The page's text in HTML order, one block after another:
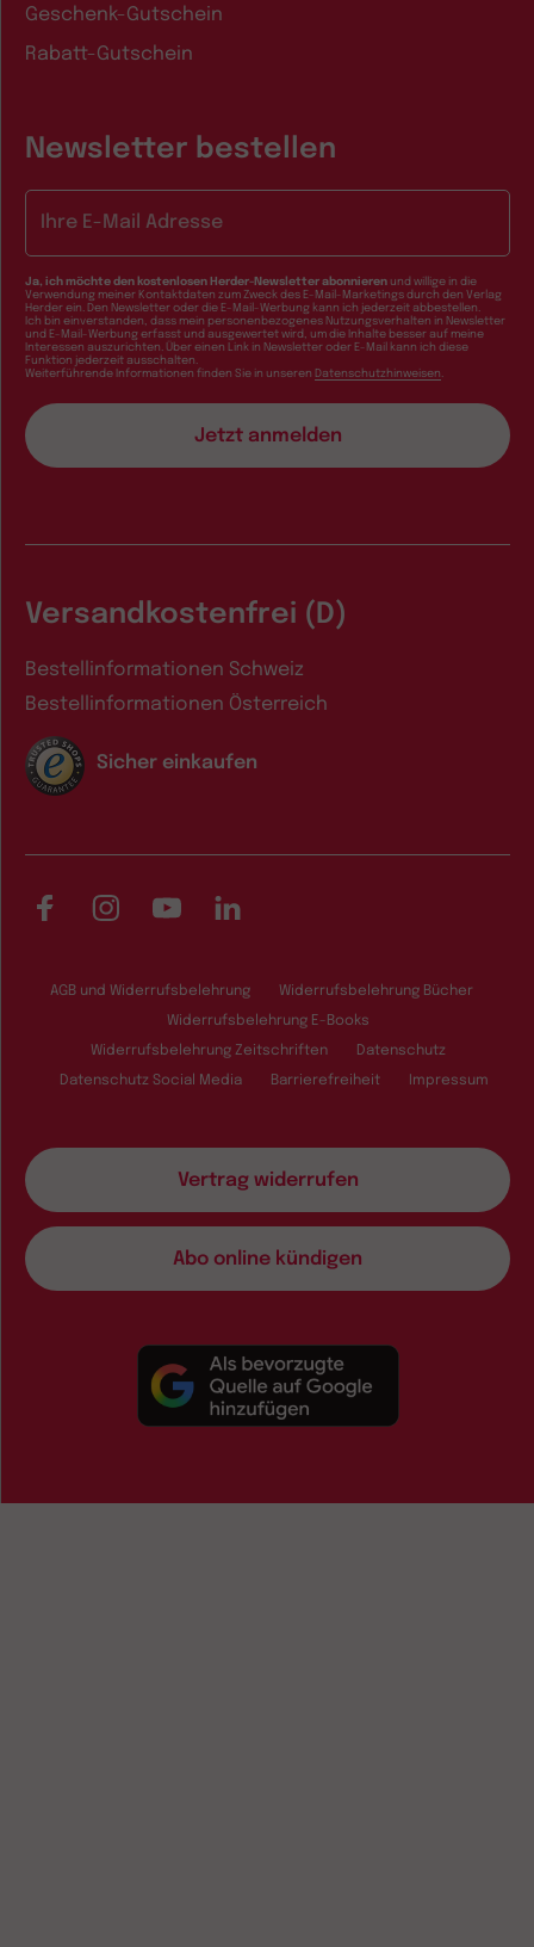
Geschenk-Gutschein
Rabatt-Gutschein
Newsletter bestellen
Ja, ich möchte den kostenlosen Herder-Newsletter abonnieren und willige in die
Verwendung meiner Kontaktdaten zum Zweck des E-Mail-Marketings durch den Verlag
Herder ein. Den Newsletter oder die E-Mail-Werbung kann ich jederzeit abbestellen.
Ich bin einverstanden, dass mein personenbezogenes Nutzungsverhalten in Newsletter
und E-Mail-Werbung erfasst und ausgewertet wird, um die Inhalte besser auf meine
Interessen auszurichten. Über einen Link in Newsletter oder E-Mail kann ich diese
Funktion jederzeit ausschalten.
Weiterführende Informationen finden Sie in unseren Datenschutzhinweisen
Versandkostenfrei (D)
Bestellinformationen Schweiz
Bestellinformationen Österreich
Sicher einkaufen
FacebookInstagramYouTubeLinkedIn
AGB und Widerrufsbelehrung Widerrufsbelehrung Bücher
Widerrufsbelehrung E-Books
Widerrufsbelehrung Zeitschriften Datenschutz
Datenschutz Social Media Barrierefreiheit Impressum
Vertrag widerrufen
Abo online kündigen